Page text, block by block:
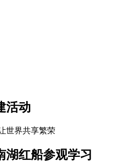
活动
世界共享繁荣
湖红船参观学习